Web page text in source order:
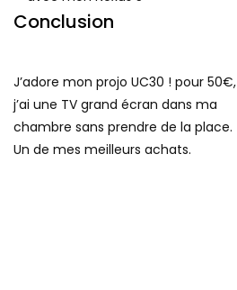
Conclusion
J’adore mon projo UC30 ! pour 50€,
j’ai une TV grand écran dans ma
chambre sans prendre de la place.
Un de mes meilleurs achats.